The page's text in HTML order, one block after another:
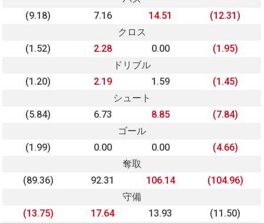
(9.18)
7.16 14.51
(12.31)
クロス
(1.52)
2.28 0.00
(1.95)
ドリブル
(1.20)
2.19 1.59
(1.45)
シュート
(5.84)
6.73 8.85
(7.84)
ゴール
(1.99)
0.00 0.00
(4.66)
奪取
(89.36)
92.31 106.14
(104.96)
守備
(13.75)
17.64 13.93
(11.50)